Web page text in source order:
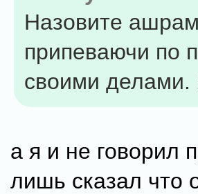
Назовите
припеваючи по
своими
а я и не говорил
лишь сказал что